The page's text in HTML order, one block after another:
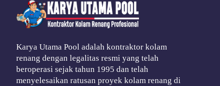
Karya Utama Pool adalah kontraktor kolam
renang dengan legalitas resmi yang telah
beroperasi sejak tahun 1995 dan telah
menyelesaikan ratusan proyek kolam renang di